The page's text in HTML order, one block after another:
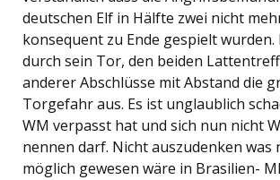
deutschen Elf in Hälfte zwei nicht
konsequent zu Ende gespielt wurden.
durch sein Tor, den beiden
anderer Abschlüsse mit Abstand die
Torgefahr aus. Es ist unglaublich
WM verpasst hat und sich nun nicht
nennen darf. Nicht auszudenken was
möglich gewesen wäre in Brasilien-